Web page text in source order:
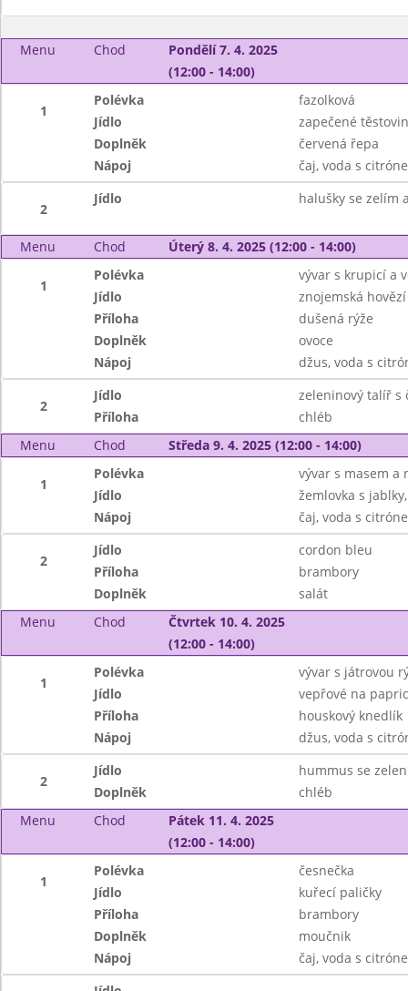
Menu Chod
Pondělí 7. 4. 2025
(12:00 - 14:00)
1
Polévka
fazolková
Jídlo
zapečené
Doplněk
červená řepa
Nápoj
čaj, voda s
2
Jídlo halušky se zelím
Menu Chod Úterý 8. 4. 2025 (12:00 - 14:00)
1
Polévka
vývar s krupicí a
Jídlo
znojemská
Příloha
dušená rýže
Doplněk
ovoce
Nápoj
džus, voda s
2
Jídlo
zeleninový talíř s
Příloha
chléb
Menu
Chod Středa 9. 4. 2025 (12:00 - 14:00)
1
Polévka
vývar s masem a
Jídlo
žemlovka s
Nápoj
čaj, voda s
2
Jídlo
cordon bleu
Příloha
brambory
Doplněk
salát
Menu
Chod
Čtvrtek 10. 4. 2025
(12:00 - 14:00)
1
Polévka
vývar s játrovou
Jídlo
vepřové na
Příloha
houskový knedlík
Nápoj
džus, voda s
2
Jídlo
hummus se
Doplněk
chléb
Menu
Chod
Pátek 11. 4. 2025
(12:00 - 14:00)
1
Polévka
česnečka
Jídlo
kuřecí paličky
Příloha
brambory
Doplněk
moučnik
Nápoj
čaj, voda s